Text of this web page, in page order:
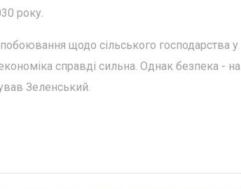
року.
щодо сільського господарства у
справді сильна. Однак безпека - на
Зеленський.